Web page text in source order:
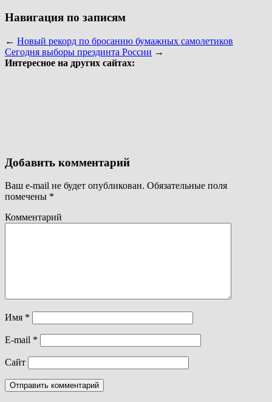
Навигация по записям
← Новый рекорд по бросанию бумажных самолетиков
Сегодня выборы прездинта России →
Интересное на других сайтах:
Добавить комментарий
Ваш e-mail не будет опубликован. Обязательные поля
помечены *
Комментарий
Имя *
E-mail *
Сайт